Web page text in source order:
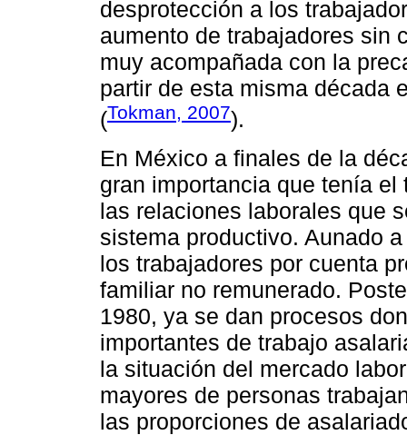
desprotección a los
aumento de trabajadores sin
muy acompañada con la
partir de esta misma década
(Tokman, 2007).
En México a finales de la
gran importancia que tenía
las relaciones laborales que
sistema productivo. Aunado
los trabajadores por cuenta
familiar no remunerado.
1980, ya se dan procesos
importantes de trabajo
la situación del mercado
mayores de personas
las proporciones de